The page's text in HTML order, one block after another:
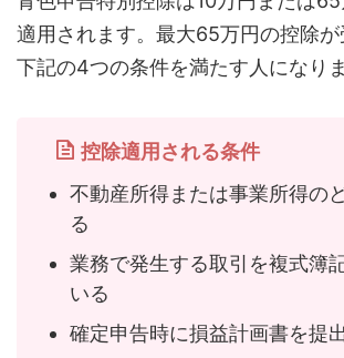
適用されます。最大65万円の控除
下記の4つの条件を満たす人になりま
控除適用される条件
不動産所得または事業所得の
る
業務で発生する取引を複式簿
いる
確定申告時に損益計画書を提